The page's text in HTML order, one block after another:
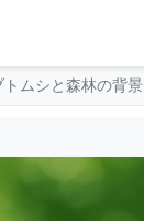
トムシと森林の背景